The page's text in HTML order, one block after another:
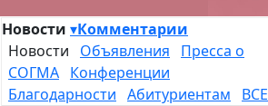
Новости ▾Комментарии
Новости Объявления
Пресса о
СОГМА Конференции
Благодарности Абитуриентам
ВСЕ